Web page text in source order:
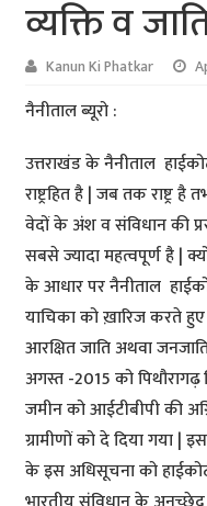
व्यक्ति व
Kanun Ki Phatkar
नैनीताल ब्यूरो :
उत्तराखंड के नैनीताल
राष्ट्रहित है | जब तक
वेदों के अंश व संविधान की
सबसे ज्यादा महत्वपूर्ण है |
के आधार पर नैनीताल
याचिका को ख़ारिज करते
आरक्षित जाति अथवा
अगस्त -2015 को
जमीन को आईटीबीपी की
ग्रामीणों को दे दिया गया
के इस अधिसूचना को